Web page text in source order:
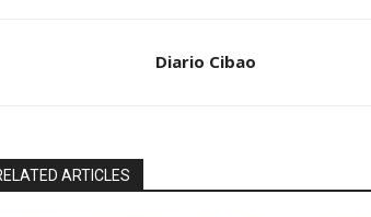
Diario Cibao
ARTICLES